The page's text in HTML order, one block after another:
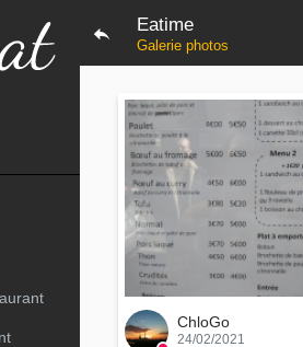
Eatime
Galerie photos
ChloGo
24/02/2021